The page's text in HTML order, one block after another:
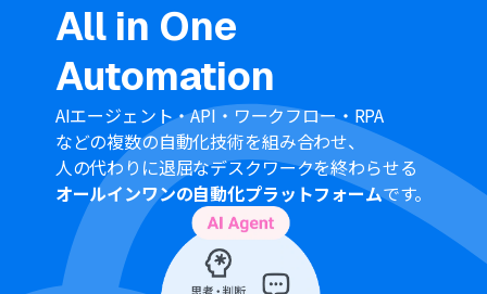
さい。
注意事項
Slack、Zoho CRMのそれぞれとYoomを連携してくださ
い。
トリガーは5分、10分、15分、30分、60分の間隔で起動
間隔を選択できます。
プランによって最短の起動間隔が異なりますので、ご注意
ください。
All in One
Automation
AIエージェント・API・ワークフロー・RPA
などの複数の自動化技術を組み合わせ、
人の代わりに退屈なデスクワークを終わらせる
オールインワンの自動化プラットフォームです。